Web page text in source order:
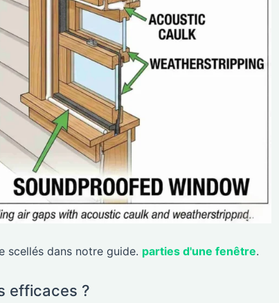
scellés dans notre guide. parties d'une fenêtre.
efficaces ?